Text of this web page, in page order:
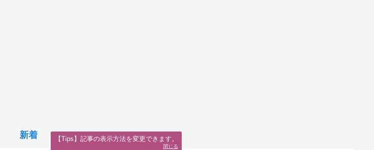
新着 【Tips】記事の表示方法を変更できます。
閉じる